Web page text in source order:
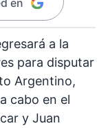
en
a la
para disputar
Argentino,
cabo en el
y Juan